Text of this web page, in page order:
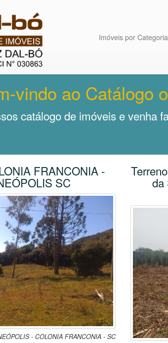
Imóveis por
vindo ao Catálogo
catálogo de imóveis e venha
FRANCONIA -
SC
- COLONIA FRANCONIA - SC
da